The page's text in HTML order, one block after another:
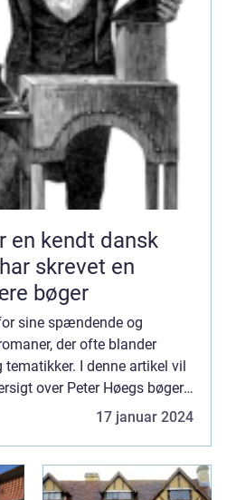
en kendt dansk
skrevet en
bøger
sine spændende og
der ofte blander
I denne artikel vil
over Peter Høegs bøger,
overblik over hans17 januar 2024